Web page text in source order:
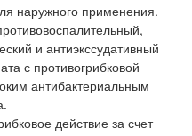
наружного применения.
и антиэкссудативный
с противогрибковой
антибактериальным
действие за счет